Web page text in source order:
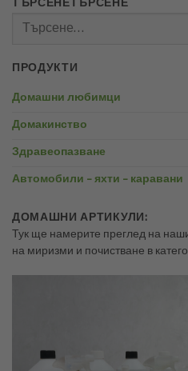
ТЪРСЕНЕТЪРСЕНЕ
ПРОДУКТИ
Домашни любимци
Домакинство
Здравеопазване
Автомобили – яхти – каравани
ДОМАШНИ АРТИКУЛИ:
Тук ще намерите преглед на
на миризми и почистване в